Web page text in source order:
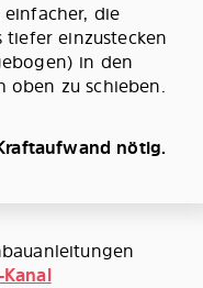
die
tiefer einzustecken
in den
oben zu schieben.
nötig.
Kanal